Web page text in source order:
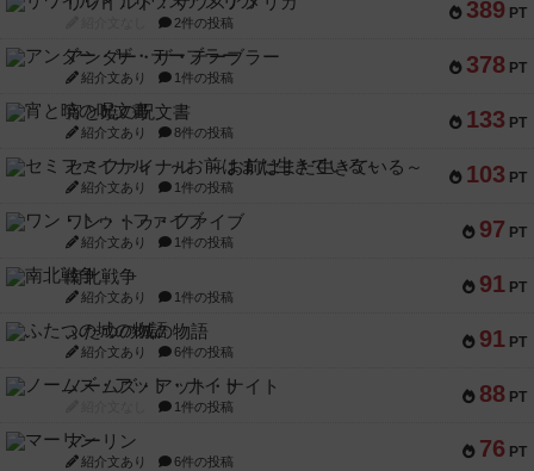
389 PT
2件の投稿
378 PT
アンダー・ザ・テーブラー
紹介文あり 1件の投稿
133 PT
宵と暁の呪文書
紹介文あり 8件の投稿
103 PT
セミファイナル ～お前はまだ生きている～
紹介文あり 1件の投稿
97 PT
ワン・トゥ・ファイブ
紹介文あり 1件の投稿
91 PT
南北戦争
紹介文あり 1件の投稿
91 PT
ふたつの城の物語
紹介文あり 6件の投稿
88 PT
ノームズ・アット・ナイト
1件の投稿
76 PT
マーリン
紹介文あり 6件の投稿